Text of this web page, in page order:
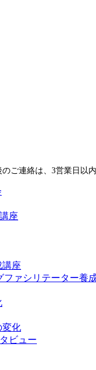
ご連絡は、3営業日以内
座
講座
ファシリテーター養
変化
ビュー